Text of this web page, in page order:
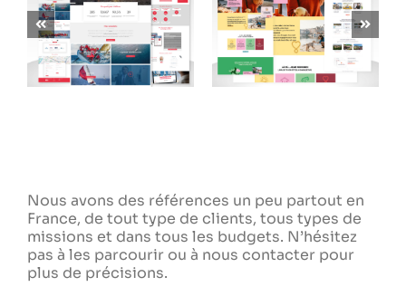
CARDINALE SUD
SOLUTIONS
LAOU
Nous avons des références un peu partout en
France, de tout type de clients, tous types de
missions et dans tous les budgets. N’hésitez
pas à les parcourir ou à nous contacter pour
plus de précisions.